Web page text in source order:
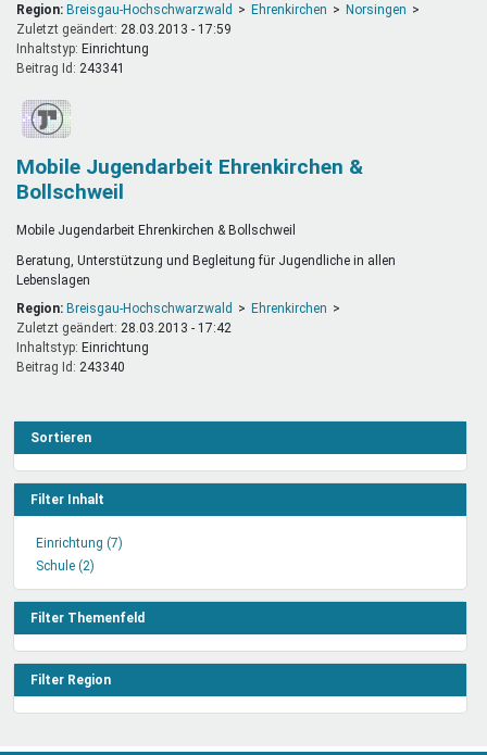
Region: Breisgau-Hochschwarzwald Ehrenkirchen
Norsingen
Zuletzt geändert: 28.03.2013 - 17:59
Inhaltstyp:
einrichtung
Beitrag Id: 243341
Mobile Jugendarbeit Ehrenkirchen &
Bollschweil
Mobile Jugendarbeit Ehrenkirchen & Bollschweil
Beratung, Unterstützung und Begleitung für Jugendliche in allen
Lebenslagen
Region: Breisgau-Hochschwarzwald
Ehrenkirchen
Zuletzt geändert: 28.03.2013 - 17:42
Inhaltstyp:
einrichtung
Beitrag Id: 243340
Sortieren
Filter Inhalt
Einrichtung (7)
anwenden
Schule (2)
Filter
anwenden
Filter Themenfeld
Filter Region